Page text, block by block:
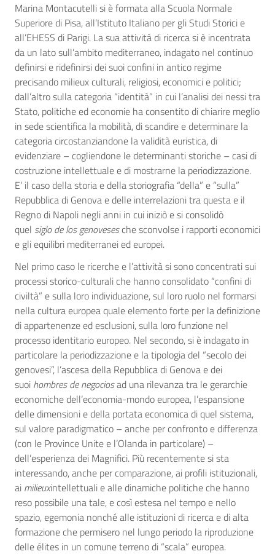
Marina Montacutelli si è formata alla Scuola Normale
Superiore di Pisa, all’Istituto Italiano per gli Studi Storici e
all’EHESS di Parigi. La sua attività di ricerca si è incentrata
da un lato sull’ambito mediterraneo, indagato nel continuo
definirsi e ridefinirsi dei suoi confini in antico regime
precisando milieux culturali, religiosi, economici e politici;
dall’altro sulla categoria “identità” in cui l’analisi dei nessi tra
Stato, politiche ed economie ha consentito di chiarire meglio
in sede scientifica la mobilità, di scandire e determinare la
categoria circostanziandone la validità euristica, di
evidenziare – cogliendone le determinanti storiche – casi di
costruzione intellettuale e di mostrarne la periodizzazione.
E’ il caso della storia e della storiografia “della” e “sulla”
Repubblica di Genova e delle interrelazioni tra questa e il
Regno di Napoli negli anni in cui iniziò e si consolidò
quel siglo de los genovesesche sconvolse i rapporti economici
e gli equilibri mediterranei ed europei.
Nel primo caso le ricerche e l’attività si sono concentrati sui
processi storico-culturali che hanno consolidato “confini di
civiltà” e sulla loro individuazione, sul loro ruolo nel formarsi
nella cultura europea quale elemento forte per la definizione
di appartenenze ed esclusioni, sulla loro funzione nel
processo identitario europeo. Nel secondo, si è indagato in
particolare la periodizzazione e la tipologia del “secolo dei
genovesi”, l’ascesa della Repubblica di Genova e dei
suoi hombres de negociosad una rilevanza tra le gerarchie
economiche dell’economia-mondo europea, l’espansione
delle dimensioni e della portata economica di quel sistema,
sul valore paradigmatico – anche per confronto e differenza
(con le Province Unite e l’Olanda in particolare) –
dell’esperienza dei Magnifici. Più recentemente si sta
interessando, anche per comparazione, ai profili istituzionali,
ai milieuxintellettuali e alle dinamiche politiche che hanno
reso possibile una tale, e così estesa nel tempo e nello
spazio, egemonia nonché alle istituzioni di ricerca e di alta
formazione che permisero nel lungo periodo la riproduzione
delle élites in un comune terreno di “scala” europea.